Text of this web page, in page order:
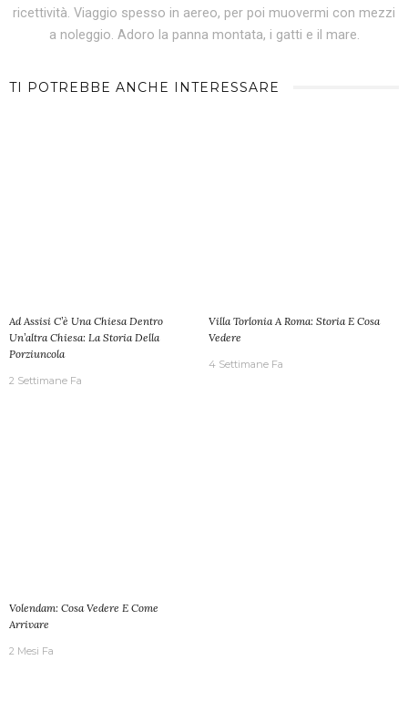
ricettività. Viaggio spesso in aereo, per poi muovermi con mezzi
a noleggio. Adoro la panna montata, i gatti e il mare.
TI POTREBBE ANCHE INTERESSARE
Ad Assisi C’è Una Chiesa Dentro
Un’altra Chiesa: La Storia Della
Porziuncola
2 Settimane Fa
Villa Torlonia A Roma: Storia E Cosa
Vedere
4 Settimane Fa
Volendam: Cosa Vedere E Come
Arrivare
2 Mesi Fa